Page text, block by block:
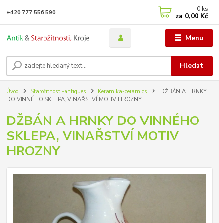
Menu
Hledat
+420 777 556 590 0 ks
za 0,00 Kč
Úvod Starožitnosti-antiques Keramika-ceramics
DŽBÁN A HRNKY
DO VINNÉHO SKLEPA, VINAŘSTVÍ MOTIV HROZNY
DŽBÁN A HRNKY DO VINNÉHO
SKLEPA, VINAŘSTVÍ MOTIV
HROZNY